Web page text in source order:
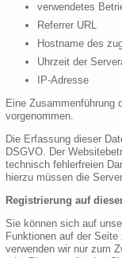
verwendetes
Referrer URL
Hostname des
Uhrzeit der
IP-Adresse
Eine Zusammenführung
vorgenommen.
Die Erfassung dieser
DSGVO. Der
technisch fehlerfreien
hierzu müssen die
Registrierung auf
Sie können sich auf
Funktionen auf der
verwenden wir nur zum